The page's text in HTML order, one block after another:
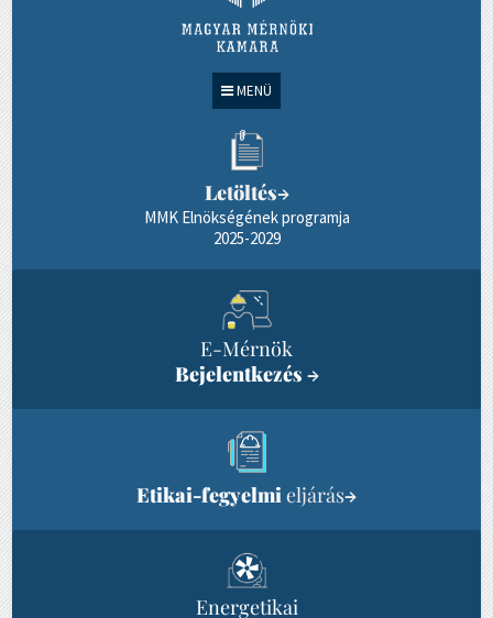
MENÜ
Letöltés→
MMK Elnökségének programja
2025-2029
E-Mérnök
Bejelentkezés →
Etikai-fegyelmi eljárás→
Energetikai